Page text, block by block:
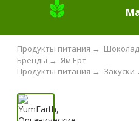
Продукты питания →
Ям Ерт
Бренды →
Закуски
Продукты питания →